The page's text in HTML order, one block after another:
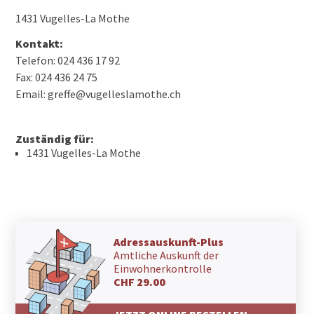
1431 Vugelles-La Mothe
Kontakt:
Telefon: 024 436 17 92
Fax: 024 436 24 75
Email: greffe@vugelleslamothe.ch
Zuständig für:
1431 Vugelles-La Mothe
Adressauskunft-Plus
Amtliche Auskunft der
Einwohnerkontrolle
CHF 29.00